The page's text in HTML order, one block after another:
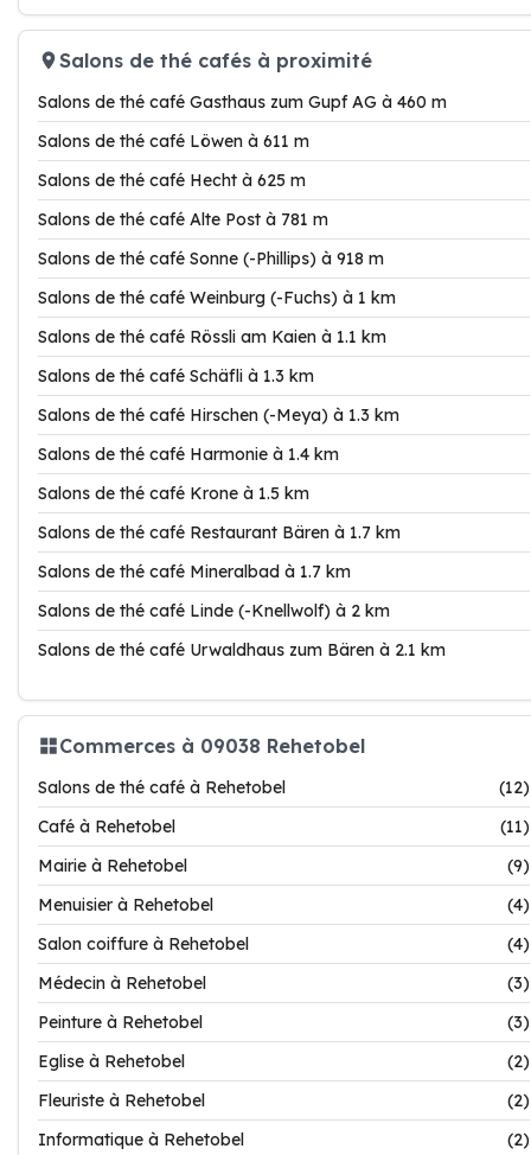
Salons de thé cafés à proximité
Salons de thé café Gasthaus zum Gupf AG à 460 m
Salons de thé café Löwen à 611 m
Salons de thé café Hecht à 625 m
Salons de thé café Alte Post à 781 m
Salons de thé café Sonne (-Phillips) à 918 m
Salons de thé café Weinburg (-Fuchs) à 1 km
Salons de thé café Rössli am Kaien à 1.1 km
Salons de thé café Schäfli à 1.3 km
Salons de thé café Hirschen (-Meya) à 1.3 km
Salons de thé café Harmonie à 1.4 km
Salons de thé café Krone à 1.5 km
Salons de thé café Restaurant Bären à 1.7 km
Salons de thé café Mineralbad à 1.7 km
Salons de thé café Linde (-Knellwolf) à 2 km
Salons de thé café Urwaldhaus zum Bären à 2.1 km
Commerces à 09038 Rehetobel
Salons de thé café à Rehetobel
(12)
Café à Rehetobel
(11)
Mairie à Rehetobel
(9)
Menuisier à Rehetobel
(4)
Salon coiffure à Rehetobel
(4)
Médecin à Rehetobel
(3)
Peinture à Rehetobel
(3)
Eglise à Rehetobel
(2)
Fleuriste à Rehetobel
(2)
Informatique à Rehetobel
(2)